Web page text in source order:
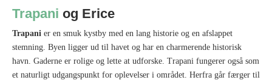
Trapani og Erice
Trapani er en smuk kystby med en lang historie og en afslappet
stemning. Byen ligger ud til havet og har en charmerende historisk
havn. Gaderne er rolige og lette at udforske. Trapani fungerer også som
et naturligt udgangspunkt for oplevelser i området. Herfra går færger til